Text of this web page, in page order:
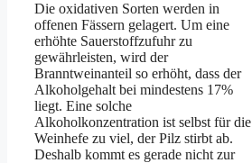
Die oxidativen Sorten werden in
offenen Fässern gelagert. Um eine
erhöhte Sauerstoffzufuhr zu
gewährleisten, wird der
Branntweinanteil so erhöht, dass der
Alkoholgehalt bei mindestens 17%
liegt. Eine solche
Alkoholkonzentration ist selbst für die
Weinhefe zu viel, der Pilz stirbt ab.
Deshalb kommt es gerade nicht zur